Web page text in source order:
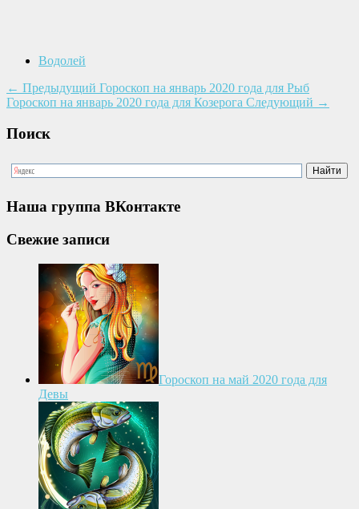
Водолей
← Предыдущий Гороскоп на январь 2020 года для Рыб
Гороскоп на январь 2020 года для Козерога Следующий →
Поиск
Наша группа ВКонтакте
Свежие записи
Гороскоп на май 2020 года для
Девы